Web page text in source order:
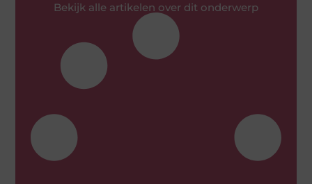
Bekijk alle artikelen over dit onderwerp